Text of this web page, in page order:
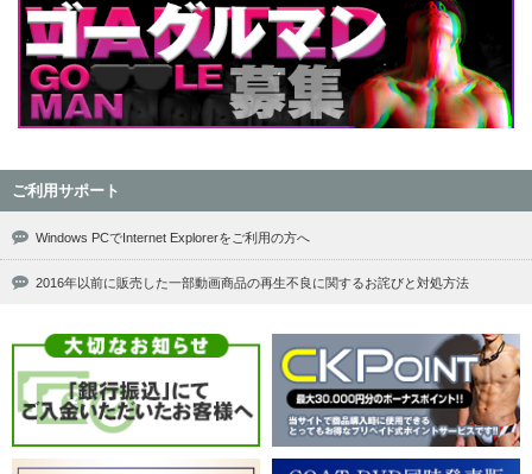
ご利用サポート
Windows PCでInternet Explorerをご利用の方へ
2016年以前に販売した一部動画商品の再生不良に関するお詫びと対処方法